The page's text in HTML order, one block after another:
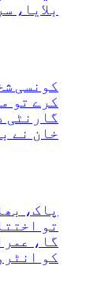
بلایا،
کونسی
کرے تو
گارنٹی
خان نے
پاک،
تو
گا،
کو